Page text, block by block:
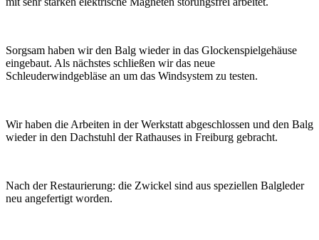
Sorgsam haben wir den Balg wieder in das Glockenspielgehäuse
eingebaut. Als nächstes schließen wir das neue
Schleuderwindgebläse an um das Windsystem zu testen.
Wir haben die Arbeiten in der Werkstatt abgeschlossen und den Balg
wieder in den Dachstuhl der Rathauses in Freiburg gebracht.
Nach der Restaurierung: die Zwickel sind aus speziellen Balgleder
neu angefertigt worden.